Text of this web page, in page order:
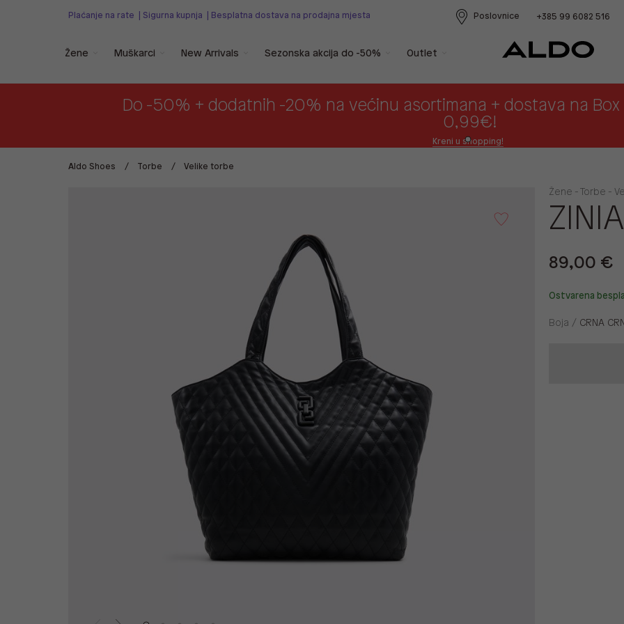
Plaćanje na rate Sigurna kupnja Besplatna dostava na prodajna mjesta Poslovnice +385 99 6082 516
Žene Muškarci New Arrivals Sezonska akcija do -50% Outlet
Do -50% + dodatnih -20% na većinu asortimana + dostava na
0,99€!
Kreni u shopping!
Aldo Shoes Torbe Velike torbe
Žene - Torbe -
89,00 €
Ostvarena
Boja / CRNA